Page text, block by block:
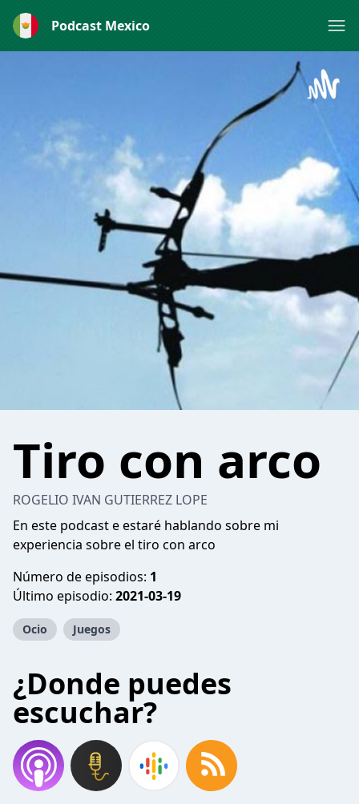
Podcast Mexico
Tiro con arco
ROGELIO IVAN GUTIERREZ LOPE
En este podcast e estaré hablando sobre mi
experiencia sobre el tiro con arco
Número de episodios: 1
Último episodio: 2021-03-19
Ocio Juegos
¿Donde puedes
escuchar?